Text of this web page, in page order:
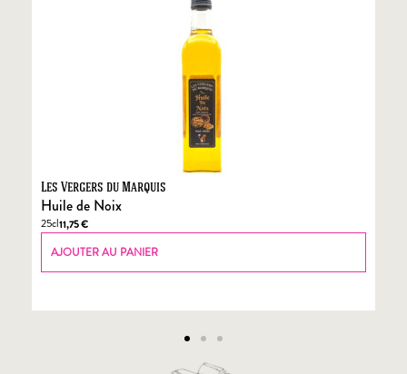
Les Vergers du Marquis
Huile de Noix
25cl11,75€
AJOUTER AU PANIER